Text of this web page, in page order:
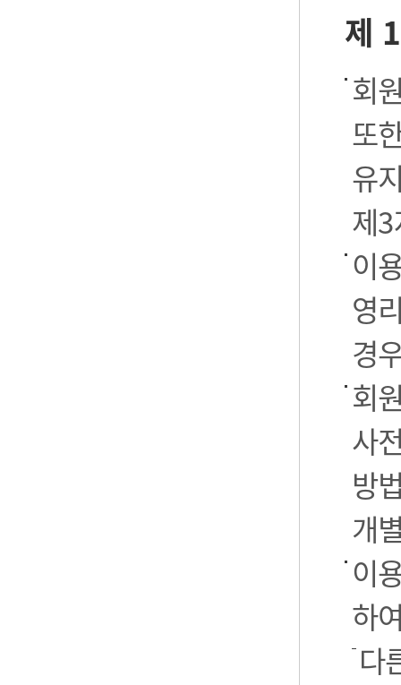
제
회
또
유
제
이
영
경
회
사
방
개
이
하
다